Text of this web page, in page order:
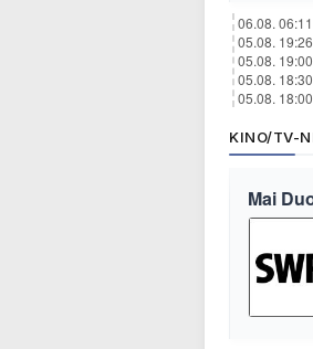
06.08.
05.08.
05.08.
05.08.
05.08.
KINO/TV-
Mai